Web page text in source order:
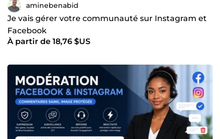
aminebenabid
Je vais gérer votre communauté sur Instagram et
Facebook
À partir de 18,76 $US